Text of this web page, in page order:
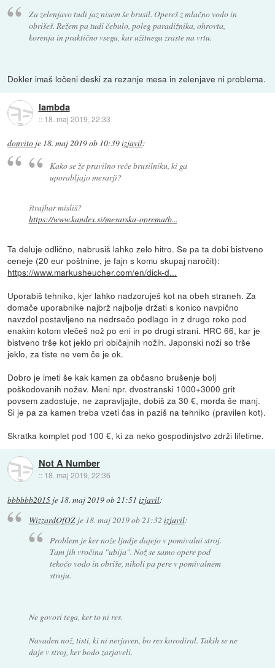
Za zelenjavo tudi jaz nisem še brusil. Opereš z mlačno vodo in
obrišeš. Režem pa tudi čebulo, poleg paradižnika, ohrovta,
korenja in praktično vsega, kar užitnega zraste na vrtu.
Dokler imaš ločeni deski za rezanje mesa in zelenjave ni problema.
lambda
:: 18. maj 2019, 22:33
donvito je 18. maj 2019 ob 10:39izjavil:
Kako se že pravilno reče brusilniku, ki ga
uporabljajo mesarji?
štrajhar misliš?
https://www.kandex.si/mesarska-oprema/b...
Ta deluje odlično, nabrusiš lahko zelo hitro. Se pa ta dobi bistveno
ceneje (20 eur poštnine, je fajn s komu skupaj naročit):
https://www.markusheucher.com/en/dick-d...
Uporabiš tehniko, kjer lahko nadzoruješ kot na obeh straneh. Za
domače uporabnike najbrž najbolje držati s konico navpično
navzdol postavljeno na nedrsečo podlago in z drugo roko pod
enakim kotom vlečeš nož po eni in po drugi strani. HRC 66, kar je
bistveno trše kot jeklo pri običajnih nožih. Japonski noži so trše
jeklo, za tiste ne vem če je ok.
Dobro je imeti še kak kamen za občasno brušenje bolj
poškodovanih nožev. Meni npr. dvostranski 1000+3000 grit
povsem zadostuje, ne zapravljajte, dobiš za 30 €, morda še manj.
Si je pa za kamen treba vzeti čas in paziš na tehniko (pravilen kot).
Skratka komplet pod 100 €, ki za neko gospodinjstvo zdrži lifetime.
Not A Number
:: 18. maj 2019, 22:36
bbbbbb2015 je 18. maj 2019 ob 21:51 izjavil:
WizzardOfOZje 18. maj 2019 ob 21:32 izjavil:
Problem je ker nože ljudje dajejo v pomivalni stroj.
Tam jih vročina "ubija". Nož se samo opere pod
tekočo vodo in obriše, nikoli pa pere v pomivalnem
stroju.
Ne govori tega, ker to ni res.
Navaden nož, tisti, ki ni nerjaven, bo res korodiral. Takih se ne
daje v stroj, ker bodo zarjaveli.